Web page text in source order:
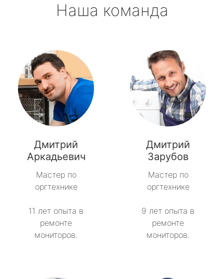
Наша команда
Дмитрий
Аркадьевич
Мастер по
оргтехнике
11 лет опыта в
ремонте
мониторов.
Дмитрий
Зарубов
Мастер по
оргтехнике
9 лет опыта в
ремонте
мониторов.